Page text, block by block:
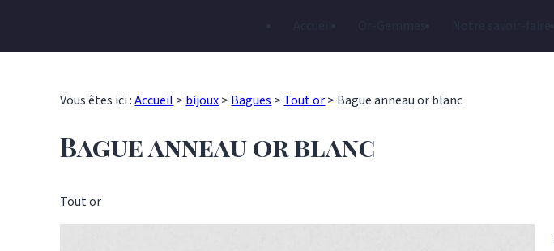
Vous êtes ici :Accueil > bijoux> Bagues > Tout or> Bague anneau or blanc
Bague anneau or blanc
Tout or